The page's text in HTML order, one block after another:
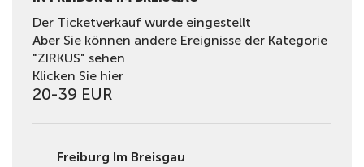
Der Ticketverkauf wurde eingestellt
Aber Sie können andere Ereignisse der Kategorie
"ZIRKUS" sehen
Klicken Sie hier
20-39 EUR
Freiburg Im Breisgau